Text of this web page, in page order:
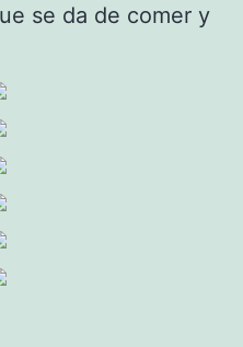
se da de comer y